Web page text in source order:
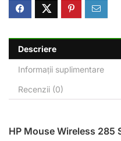
Descriere
Informații suplimentare
Recenzii (0)
HP Mouse Wireless 285